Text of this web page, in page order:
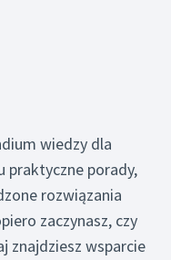
wiedzy dla
praktyczne porady,
rozwiązania
zaczynasz, czy
znajdziesz wsparcie